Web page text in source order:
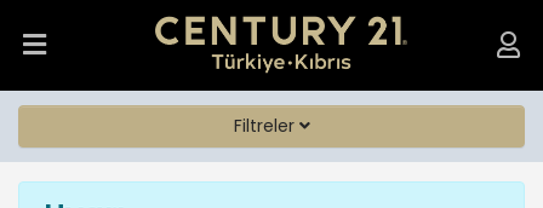
Filtreler